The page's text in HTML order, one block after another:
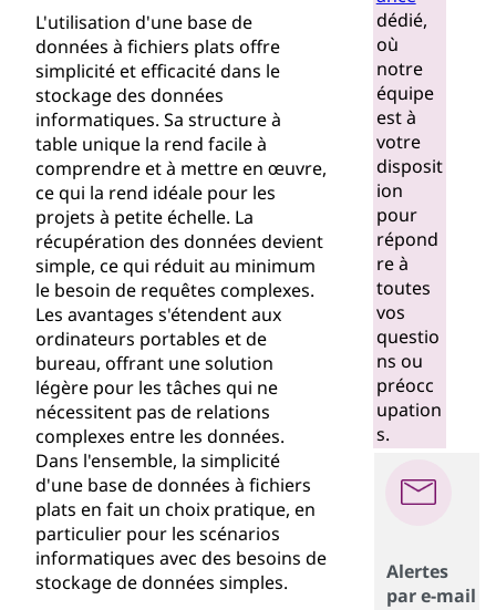
L'utilisation d'une base de
données à fichiers plats offre
simplicité et efficacité dans le
stockage des données
informatiques. Sa structure à
table unique la rend facile à
comprendre et à mettre en œuvre,
ce qui la rend idéale pour les
projets à petite échelle. La
récupération des données devient
simple, ce qui réduit au minimum
le besoin de requêtes complexes.
Les avantages s'étendent aux
ordinateurs portables et de
bureau, offrant une solution
légère pour les tâches qui ne
nécessitent pas de relations
complexes entre les données.
Dans l'ensemble, la simplicité
d'une base de données à fichiers
plats en fait un choix pratique, en
particulier pour les scénarios
informatiques avec des besoins de
stockage de données simples.
dédié,
où
notre
équipe
est à
votre
disposit
ion
pour
répond
re à
toutes
vos
questio
ns ou
préocc
upation
s.
Alertes
par e-mail